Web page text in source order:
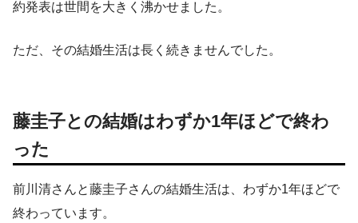
約発表は世間を大きく沸かせました。
ただ、その結婚生活は長く続きませんでした。
藤圭子との結婚はわずか1年ほどで終わ
った
前川清さんと藤圭子さんの結婚生活は、わずか1年ほどで
終わっています。